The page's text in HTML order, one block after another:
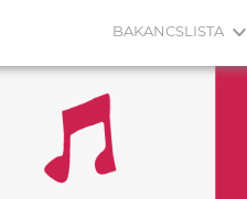
BAKANCSLISTA